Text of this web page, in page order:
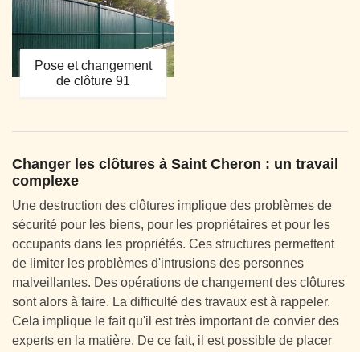
Pose et changement
de clôture 91
Changer les clôtures à Saint Cheron : un travail
complexe
Une destruction des clôtures implique des problèmes de
sécurité pour les biens, pour les propriétaires et pour les
occupants dans les propriétés. Ces structures permettent
de limiter les problèmes d'intrusions des personnes
malveillantes. Des opérations de changement des clôtures
sont alors à faire. La difficulté des travaux est à rappeler.
Cela implique le fait qu'il est très important de convier des
experts en la matière. De ce fait, il est possible de placer